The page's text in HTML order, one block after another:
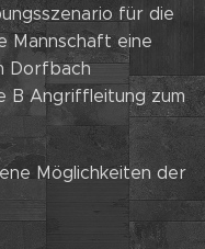
für die
Mannschaft eine
Dorfbach
B Angriffleitung zum
Möglichkeiten der